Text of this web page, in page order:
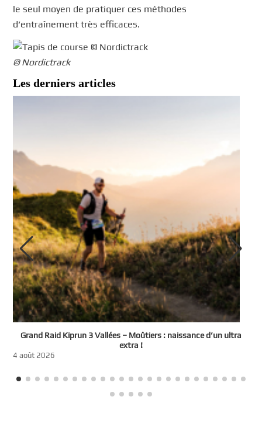
le seul moyen de pratiquer ces méthodes
d’entraînement très efficaces.
© Nordictrack
Les derniers articles
Grand Raid Kiprun 3 Vallées – Moûtiers : naissance d’un ultra
extra !
4 août 2026